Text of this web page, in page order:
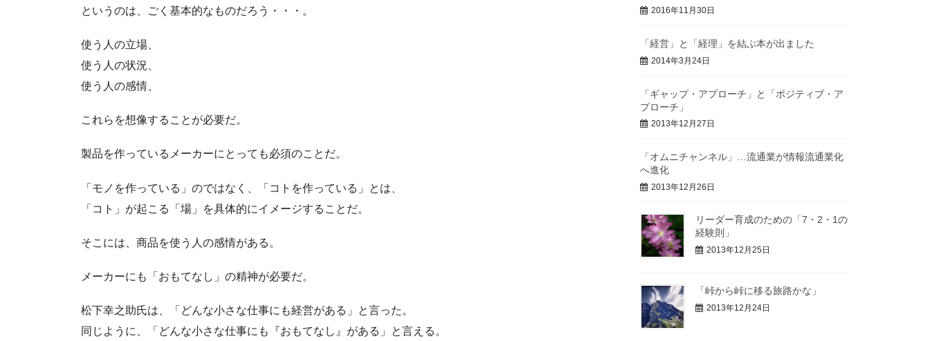
というのは、ごく基本的なものだろう・・・。
使う人の立場、
使う人の状況、
使う人の感情、
これらを想像することが必要だ。
製品を作っているメーカーにとっても必須のことだ。
「モノを作っている」のではなく、「コトを作っている」とは、
「コト」が起こる「場」を具体的にイメージすることだ。
そこには、商品を使う人の感情がある。
メーカーにも「おもてなし」の精神が必要だ。
松下幸之助氏は、「どんな小さな仕事にも経営がある」と言った。
同じように、「どんな小さな仕事にも『おもてなし』がある」と言える。
2016年11月30日
「経営」と「経理」を結ぶ本が出ました
2014年3月24日
「ギャップ・アプローチ」と「ポジティブ・ア
プローチ」
2013年12月27日
「オムニチャンネル」…流通業が情報流通業化
へ進化
2013年12月26日
リーダー育成のための「7・2・1の
経験則」
2013年12月25日
「峠から峠に移る旅路かな」
2013年12月24日